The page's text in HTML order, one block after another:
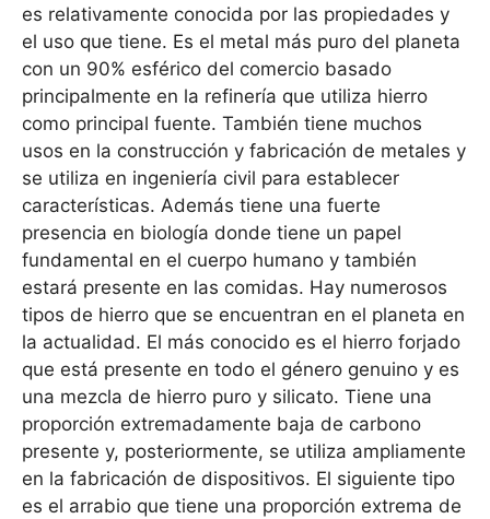
es relativamente conocida por las propiedades y
el uso que tiene. Es el metal más puro del planeta
con un 90% esférico del comercio basado
principalmente en la refinería que utiliza hierro
como principal fuente. También tiene muchos
usos en la construcción y fabricación de metales y
se utiliza en ingeniería civil para establecer
características. Además tiene una fuerte
presencia en biología donde tiene un papel
fundamental en el cuerpo humano y también
estará presente en las comidas. Hay numerosos
tipos de hierro que se encuentran en el planeta en
la actualidad. El más conocido es el hierro forjado
que está presente en todo el género genuino y es
una mezcla de hierro puro y silicato. Tiene una
proporción extremadamente baja de carbono
presente y, posteriormente, se utiliza ampliamente
en la fabricación de dispositivos. El siguiente tipo
es el arrabio que tiene una proporción extrema de